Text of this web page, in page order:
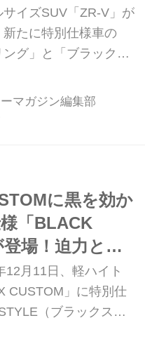
ックスタイ
イズSUV「ZR-V」が
たに特別仕様車の
ング」と「ブラックス
れた。ここでは、そ
真で紹介しよう。
マガジン編集部
に黒を効か
「BLACK
場！迫力と質
だ
12月11日、軽ハイト
CUSTOM」に特別仕
（ブラックスタ
、12月12日に発売す